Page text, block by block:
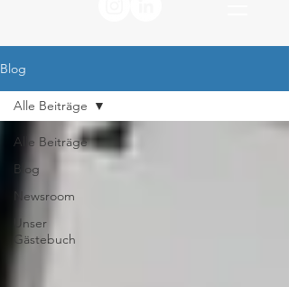
Blog
Alle Beiträge
Blog
Newsroom
Unser
Gästebuch
Alle Beiträge